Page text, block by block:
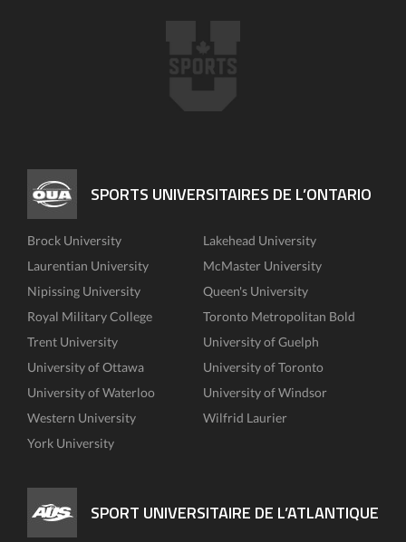
SPORTS UNIVERSITAIRES DE L’ONTARIO
Brock University
Lakehead University
Laurentian University
McMaster University
Nipissing University
Queen's University
Royal Military College
Toronto Metropolitan Bold
Trent University
University of Guelph
University of Ottawa
University of Toronto
University of Waterloo
University of Windsor
Western University
Wilfrid Laurier
York University
SPORT UNIVERSITAIRE DE L’ATLANTIQUE